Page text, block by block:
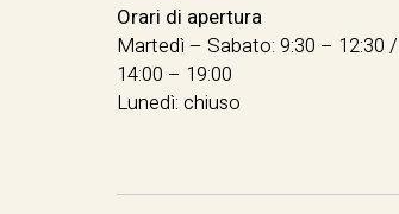
Orari di apertura
Martedì – Sabato: 9:30 – 12:30 /
14:00 – 19:00
Lunedì: chiuso